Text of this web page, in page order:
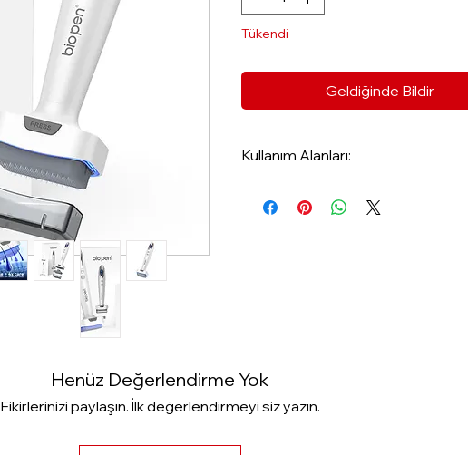
Tükendi
Geldiğinde Bildir
Kullanım Alanları:
- Cilt lekeleri vesiyah noktalarda,
- Güneş hasarlıderinin tedavisi
- Saç dökülmesitedavisi ve saçların
Henüz Değerlendirme Yok
Fikirlerinizi paylaşın. İlk değerlendirmeyi siz yazın.